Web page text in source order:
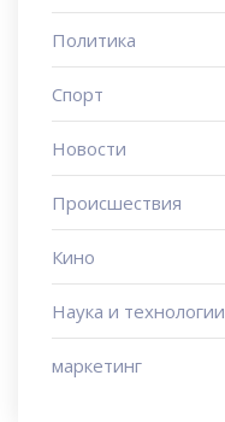
Политика
Спорт
Новости
Происшествия
Кино
Наука и технологии
маркетинг